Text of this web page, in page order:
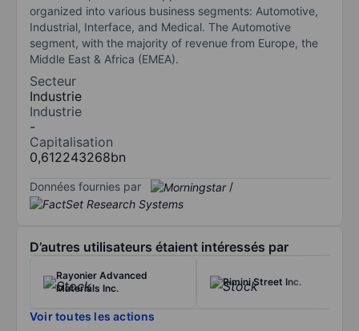
organized into various business segments: Automotive,
Industrial, Interface, and Medical. The Automotive
segment, with the majority of revenue from Europe, the
Middle East & Africa (EMEA).
Secteur
Industrie
Industrie
-
Capitalisation
0,612243268bn
Données fournies par /
D’autres utilisateurs étaient intéressés par
Rayonier Advanced
Materials Inc.
Rimini Street Inc.
Voir toutes les actions